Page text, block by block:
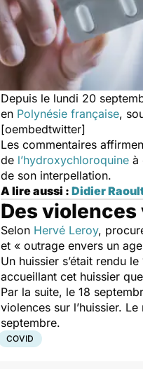
Depuis le lundi 20
en Polynésie française,
[oembedtwitter]
Les commentaires
de l’hydroxychloroquine à
de son interpellation.
A lire aussi : Didier
Des
Selon Hervé Leroy,
et « outrage envers un
Un huissier s’était rendu
accueillant cet huissier
Par la suite, le 18
violences sur l’huissier.
septembre.
COVID